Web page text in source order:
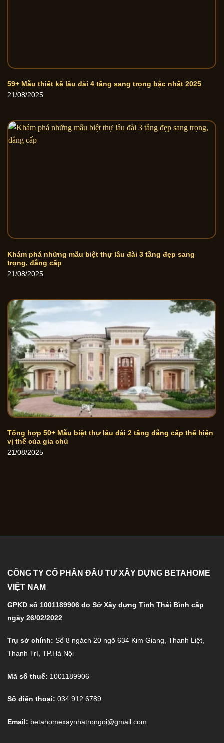
59+ Mẫu thiết kế lâu đài 4 tầng sang trọng bậc nhất 2025
21/08/2025
Khám phá những mẫu biệt thự lâu đài 3 tầng đẹp sang
trọng, đẳng cấp
21/08/2025
Tổng hợp 50+ Mẫu biệt thự lâu đài 2 tầng đẳng cấp thể hiện
vị thế của gia chủ
21/08/2025
CÔNG TY CỔ PHẦN ĐẦU TƯ XÂY DỰNG BETAHOME
VIỆT NAM
GPKD số 1001189906 do Sở Xây dựng Tỉnh Thái Bình cấp
ngày 26/02/2022
Trụ sở chính: Số 8 ngách 20 ngõ 634 Kim Giang, Thanh Liệt,
Thanh Trì, TP.Hà Nội
Mã số thuế: 1001189906
Số điện thoại: 034.912.6789
Email: betahomexaynhatrongoi@gmail.com